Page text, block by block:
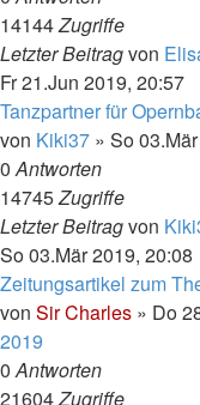
14144Zugriffe
Letzter Beitragvon
Fr 21.Jun 2019, 20:57
Tanzpartner für
von Kiki37 » So
0Antworten
14745Zugriffe
Letzter Beitragvon
So 03.Mär 2019, 20:08
Zeitungsartikel zum
von Sir Charles » Do
2019
0Antworten
21604Zugriffe